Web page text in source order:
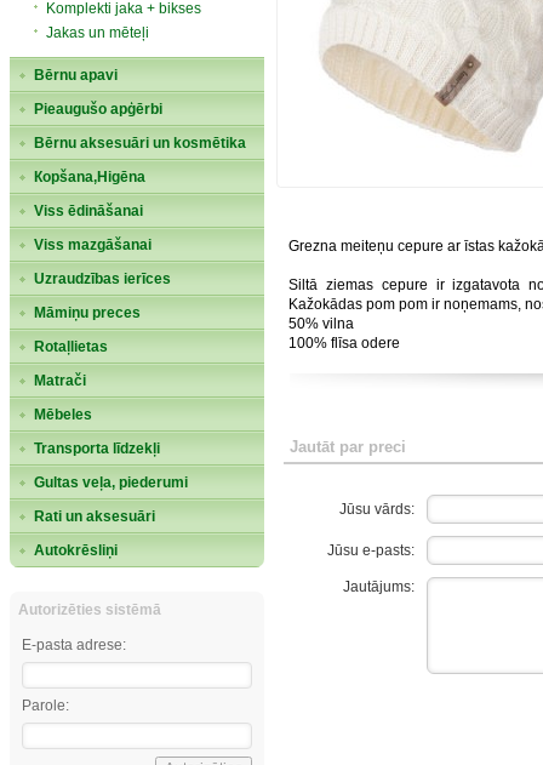
Komplekti jaka + bikses
Jakas un mēteļi
Bērnu apavi
Pieaugušo apģērbi
Bērnu aksesuāri un kosmētika
Кopšana,Higēna
Viss ēdināšanai
Viss mazgāšanai
Uzraudzības ierīces
Māmiņu preces
Rotaļlietas
Matrači
Mēbeles
Transporta līdzekļi
Gultas veļa, piederumi
Rati un aksesuāri
Autokrēsliņi
Autorizēties sistēmā
E-pasta adrese:
Parole:
Grezna meiteņu cepure ar īstas
Siltā ziemas cepure ir izgatavota
Kažokādas pom pom ir noņemams,
50% vilna
100% flīsa odere
Jautāt par preci
Jūsu vārds:
Jūsu e-pasts:
Jautājums: